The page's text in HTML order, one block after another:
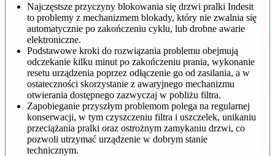
Najczęstsze przyczyny blokowania się drzwi pralki Indesit
to problemy z mechanizmem blokady, który nie zwalnia się
automatycznie po zakończeniu cyklu, lub drobne awarie
elektroniczne.
Podstawowe kroki do rozwiązania problemu obejmują
odczekanie kilku minut po zakończeniu prania, wykonanie
resetu urządzenia poprzez odłączenie go od zasilania, a w
ostateczności skorzystanie z awaryjnego mechanizmu
otwierania dostępnego zazwyczaj w pobliżu filtra.
Zapobieganie przyszłym problemom polega na regularnej
konserwacji, w tym czyszczeniu filtra i uszczelek, unikaniu
przeciążania pralki oraz ostrożnym zamykaniu drzwi, co
pozwoli utrzymać urządzenie w dobrym stanie
technicznym.